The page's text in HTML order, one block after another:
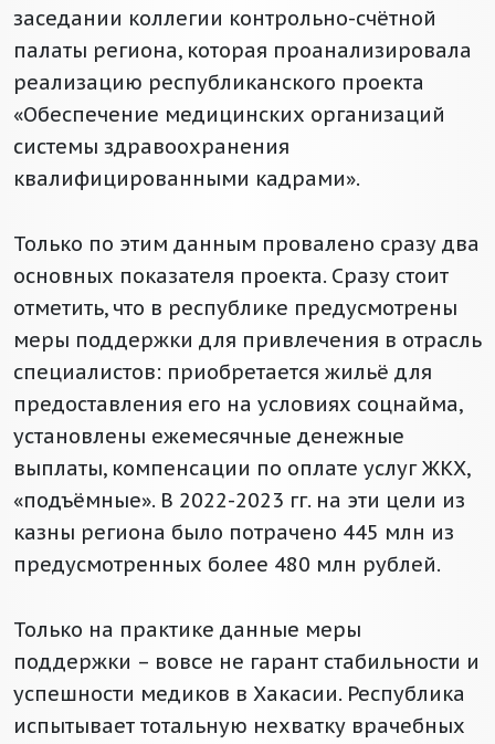
заседании коллегии контрольно-счётной
палаты региона, которая проанализировала
реализацию республиканского проекта
«Обеспечение медицинских организаций
системы здравоохранения
квалифицированными кадрами».
Только по этим данным провалено сразу два
основных показателя проекта. Сразу стоит
отметить, что в республике предусмотрены
меры поддержки для привлечения в отрасль
специалистов: приобретается жильё для
предоставления его на условиях соцнайма,
установлены ежемесячные денежные
выплаты, компенсации по оплате услуг ЖКХ,
«подъёмные». В 2022-2023 гг. на эти цели из
казны региона было потрачено 445 млн из
предусмотренных более 480 млн рублей.
Только на практике данные меры
поддержки – вовсе не гарант стабильности и
успешности медиков в Хакасии. Республика
испытывает тотальную нехватку врачебных